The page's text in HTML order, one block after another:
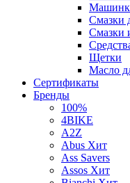
Смазки
Смазки
Щетки
Масло
Сертификаты
Бренды
100%
4BIKE
A2Z
Abus Хит
Ass Savers
Assos Хит